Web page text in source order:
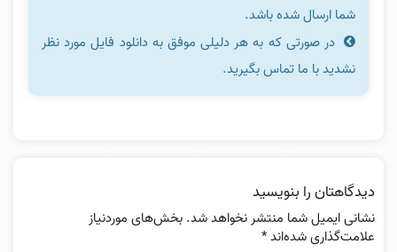
شما ارسال شده باشد.
در صورتی که به هر دلیلی موفق به دانلود فایل مورد نظر
نشدید با ما تماس بگیرید.
دیدگاهتان را بنویسید
نشانی ایمیل شما منتشر نخواهد شد. بخش‌های موردنیاز
علامت‌گذاری شده‌اند*